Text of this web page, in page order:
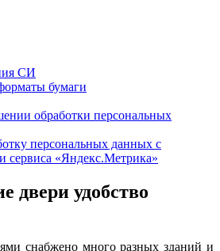
СИ
бумаги
обработки персональных
персональных данных с
сервиса «Яндекс.Метрика»
двери удобство
снабжено много разных зданий и